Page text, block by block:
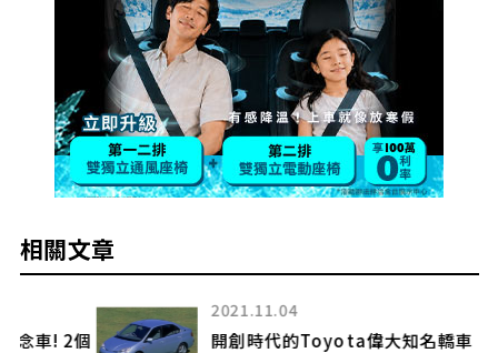
相關文章
2021.11.04
開創時代的Toyota偉大知名轎車